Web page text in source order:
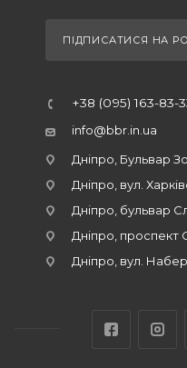
ПІДПИСАТИСЯ НА
+38 (095) 163-83-
info@bbr.in.ua
Дніпро, Бульвар
Дніпро, вул.
Дніпро, бульвар
Дніпро, проспект
Дніпро, вул.